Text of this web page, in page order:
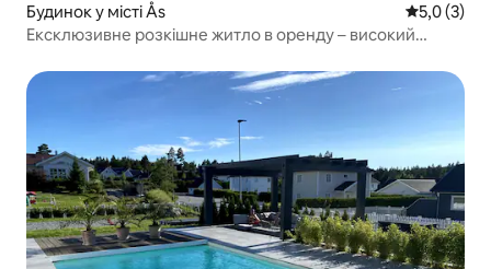
Будинок у місті Ås Середня
5,0 (3)
Ексклюзивне розкішне житло в оренду – високий